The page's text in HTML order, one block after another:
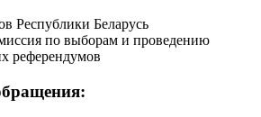
Республики Беларусь
по выборам и проведению
референдумов